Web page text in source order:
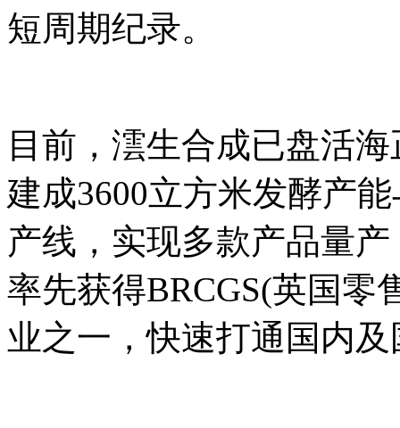
短周期纪录。
目前，澐生合成已盘活
建成3600立方米发酵产
产线，实现多款产品量
率先获得BRCGS(英国零
业之一，快速打通国内